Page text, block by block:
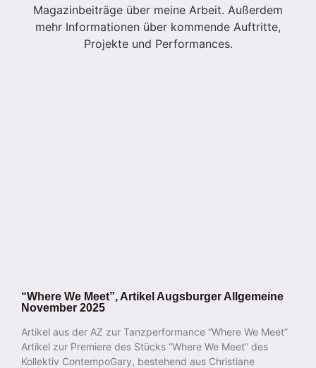
Magazinbeiträge über meine Arbeit. Außerdem
mehr Informationen über kommende Auftritte,
Projekte und Performances.
“Where We Meet”, Artikel Augsburger Allgemeine
November 2025
Artikel aus der AZ zur Tanzperformance “Where We Meet”
Artikel zur Premiere des Stücks “Where We Meet” des
Kollektiv ContempoGary, bestehend aus Christiane